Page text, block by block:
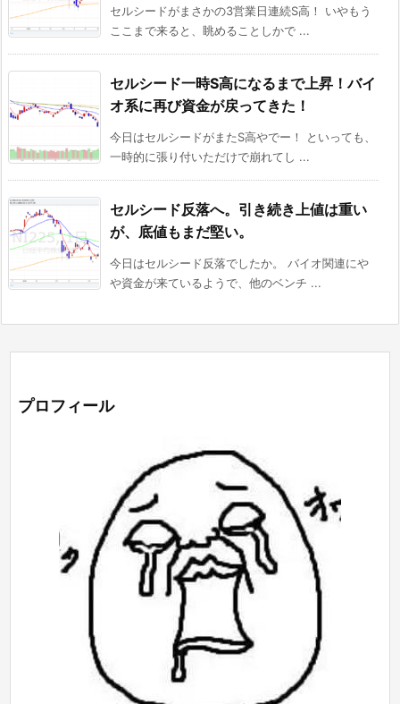
セルシードがまさかの3営業日連続S高！ いやもう
ここまで来ると、眺めることしかで ...
セルシード一時S高になるまで上昇！バイ
オ系に再び資金が戻ってきた！
今日はセルシードがまたS高やでー！ といっても、
一時的に張り付いただけで崩れてし ...
セルシード反落へ。引き続き上値は重い
が、底値もまだ堅い。
今日はセルシード反落でしたか。 バイオ関連にや
や資金が来ているようで、他のベンチ ...
プロフィール